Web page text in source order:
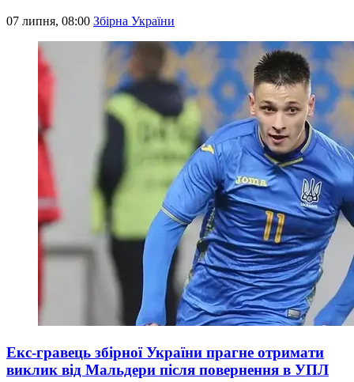
07 липня, 08:00 Збірна України
Екс-гравець збірної України прагне отримати
виклик від Мальдери після повернення в УПЛ